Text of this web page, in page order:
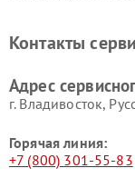
Miele
Miele
Контакты
Адрес
г. Владивосток,
Горячая линия:
+7 (800) 301-55-83